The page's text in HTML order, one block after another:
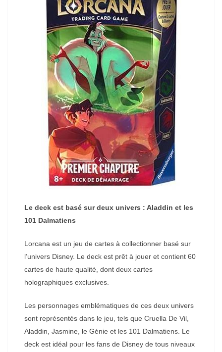
Le deck est basé sur deux univers : Aladdin et les
101 Dalmatiens
Lorcana est un jeu de cartes à collectionner basé sur
l’univers Disney. Le deck est prêt à jouer et contient 60
cartes de haute qualité, dont deux cartes
holographiques exclusives.
Les personnages emblématiques de ces deux univers
sont représentés dans le jeu, tels que Cruella De Vil,
Aladdin, Jasmine, le Génie et les 101 Dalmatiens. Le
deck est idéal pour les fans de Disney de tous niveaux